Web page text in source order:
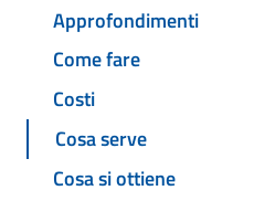
Approfondimenti
Come fare
Costi
Cosa serve
Cosa si ottiene